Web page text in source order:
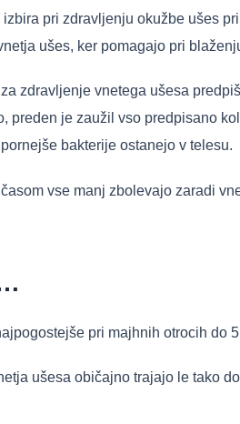
pri zdravljenju okužbe ušes
ušes, ker pomagajo pri
zdravljenje vnetega ušesa
preden je zaužil vso predpisano
bakterije ostanejo v telesu.
vse manj zbolevajo zaradi
pri majhnih otrocih do
ušesa običajno trajajo le tako